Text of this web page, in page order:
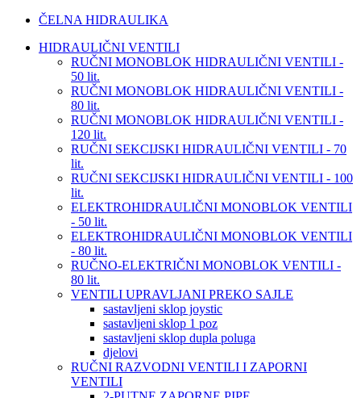
ČELNA HIDRAULIKA
HIDRAULIČNI VENTILI
RUČNI MONOBLOK HIDRAULIČNI VENTILI -
50 lit.
RUČNI MONOBLOK HIDRAULIČNI VENTILI -
80 lit.
RUČNI MONOBLOK HIDRAULIČNI VENTILI -
120 lit.
RUČNI SEKCIJSKI HIDRAULIČNI VENTILI - 70
lit.
RUČNI SEKCIJSKI HIDRAULIČNI VENTILI - 100
lit.
ELEKTROHIDRAULIČNI MONOBLOK VENTILI
- 50 lit.
ELEKTROHIDRAULIČNI MONOBLOK VENTILI
- 80 lit.
RUČNO-ELEKTRIČNI MONOBLOK VENTILI -
80 lit.
VENTILI UPRAVLJANI PREKO SAJLE
sastavljeni sklop joystic
sastavljeni sklop 1 poz
sastavljeni sklop dupla poluga
djelovi
RUČNI RAZVODNI VENTILI I ZAPORNI
VENTILI